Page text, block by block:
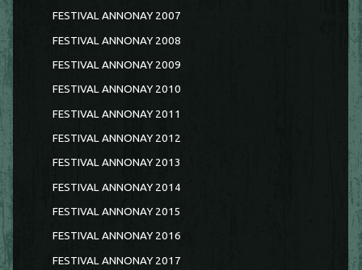
FESTIVAL ANNONAY 2007
FESTIVAL ANNONAY 2008
FESTIVAL ANNONAY 2009
FESTIVAL ANNONAY 2010
FESTIVAL ANNONAY 2011
FESTIVAL ANNONAY 2012
FESTIVAL ANNONAY 2013
FESTIVAL ANNONAY 2014
FESTIVAL ANNONAY 2015
FESTIVAL ANNONAY 2016
FESTIVAL ANNONAY 2017